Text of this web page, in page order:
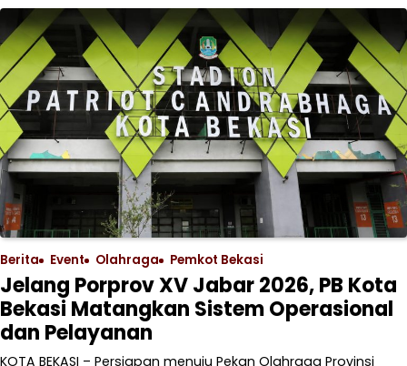
Berita Event Olahraga Pemkot Bekasi
Jelang Porprov XV Jabar 2026, PB Kota
Bekasi Matangkan Sistem Operasional
dan Pelayanan
KOTA BEKASI – Persiapan menuju Pekan Olahraga Provinsi